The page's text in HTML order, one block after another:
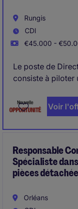
Rungis
CDI
€45.000 -
Le poste de
consiste à piloter
la Directeur·rice
développement
Voir
Responsable
Spécialiste
pièces
Orléans